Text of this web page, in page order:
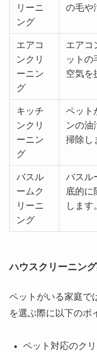
リーニ
ング
の毛や
エアコ
ンクリ
ーニン
グ
エアコ
ットの
空気を
キッチ
ンクリ
ーニン
グ
ペット
ンの油
掃除し
バスル
ームク
リーニ
ング
バスル
底的に
します
ハウスクリーニン
ペットがいる家庭で
を選ぶ際に以下のポ
ペット対応のク